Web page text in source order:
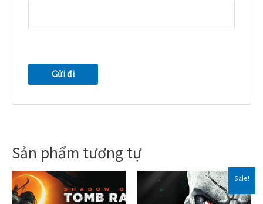
Sản phẩm tương tự
Sale!